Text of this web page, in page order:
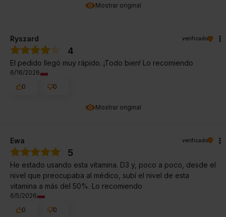
Mostrar original
Mostrar original
Ryszard verificado
4
El pedido llegó muy rápido. ¡Todo bien! Lo recomiendo
6/16/2026
0
0
Ewa verificado
5
He estado usando esta vitamina. D3 y, poco a poco, desde el
nivel que preocupaba al médico, subí el nivel de esta
vitamina a más del 50%. Lo recomiendo
6/5/2026
0
0